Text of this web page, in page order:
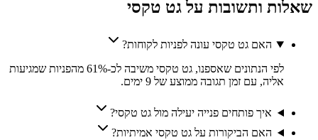
שאלות ותשובות על גט טקסי
האם גט טקסי עונה לפניות לקוחות?
לפי הנתונים שאספנו, גט טקסי משיבה לכ-61% מהפניות שמגיעות
אליה, עם זמן תגובה ממוצע של 9 ימים.
איך פותחים פנייה יעילה מול גט טקסי?
האם הביקורות על גט טקסי אמיתיות?